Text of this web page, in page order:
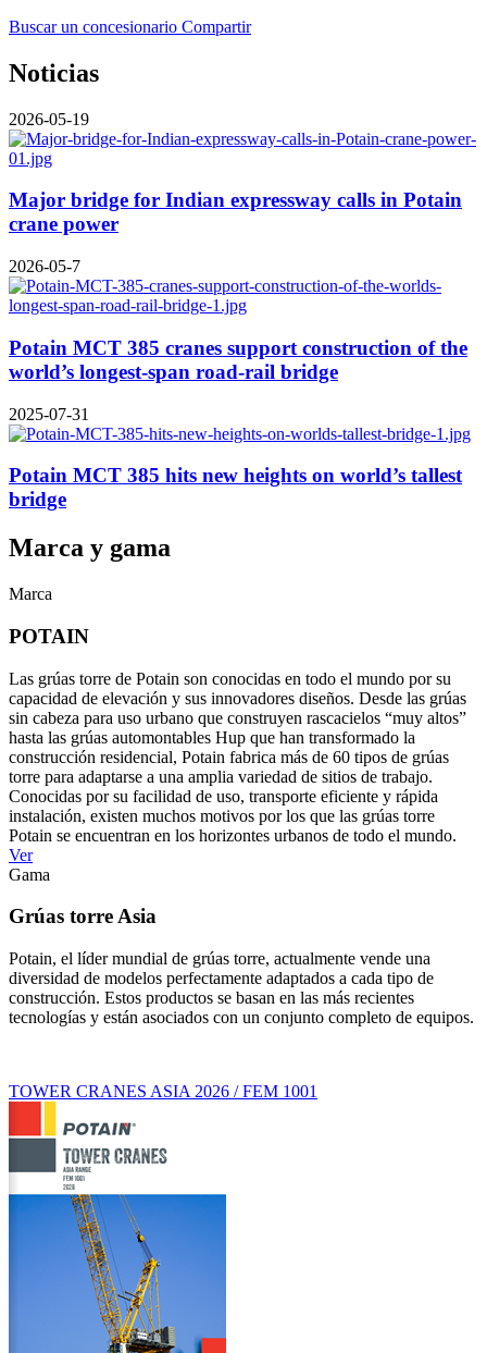
Buscar un concesionario Compartir
Noticias
2026-05-19
Major bridge for Indian expressway calls in Potain
crane power
2026-05-7
Potain MCT 385 cranes support construction of the
world’s longest-span road-rail bridge
2025-07-31
Potain MCT 385 hits new heights on world’s tallest
bridge
Marca y gama
Marca
POTAIN
Las grúas torre de Potain son conocidas en todo el mundo por su
capacidad de elevación y sus innovadores diseños. Desde las grúas
sin cabeza para uso urbano que construyen rascacielos “muy altos”
hasta las grúas automontables Hup que han transformado la
construcción residencial, Potain fabrica más de 60 tipos de grúas
torre para adaptarse a una amplia variedad de sitios de trabajo.
Conocidas por su facilidad de uso, transporte eficiente y rápida
instalación, existen muchos motivos por los que las grúas torre
Potain se encuentran en los horizontes urbanos de todo el mundo.
Ver
Gama
Grúas torre Asia
Potain, el líder mundial de grúas torre, actualmente vende una
diversidad de modelos perfectamente adaptados a cada tipo de
construcción. Estos productos se basan en las más recientes
tecnologías y están asociados con un conjunto completo de equipos.
TOWER CRANES ASIA 2026 / FEM 1001